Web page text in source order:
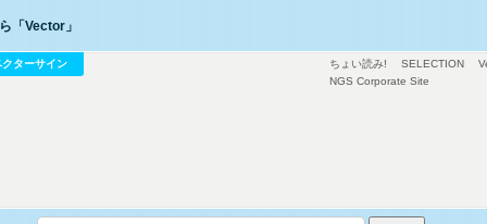
ちょい読み! SELECTION
NGS Corporate Site
「Vector」
クターサイン